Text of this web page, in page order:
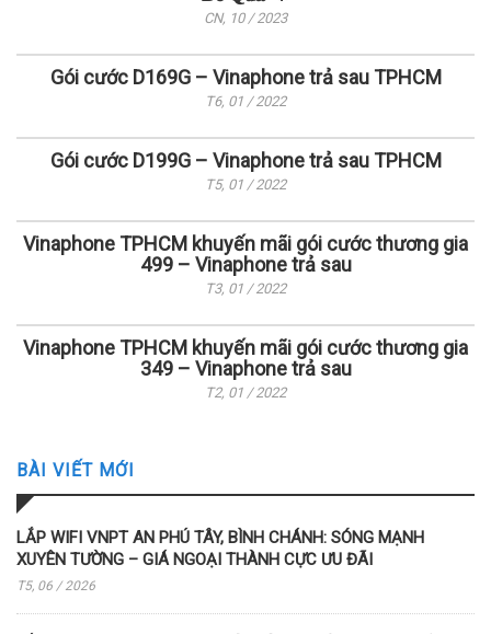
CN, 10 / 2023
Gói cước D169G – Vinaphone trả sau TPHCM
T6, 01 / 2022
Gói cước D199G – Vinaphone trả sau TPHCM
T5, 01 / 2022
Vinaphone TPHCM khuyến mãi gói cước thương gia
499 – Vinaphone trả sau
T3, 01 / 2022
Vinaphone TPHCM khuyến mãi gói cước thương gia
349 – Vinaphone trả sau
T2, 01 / 2022
BÀI VIẾT MỚI
LẮP WIFI VNPT AN PHÚ TÂY, BÌNH CHÁNH: SÓNG MẠNH
XUYÊN TƯỜNG – GIÁ NGOẠI THÀNH CỰC ƯU ĐÃI
T5, 06 / 2026